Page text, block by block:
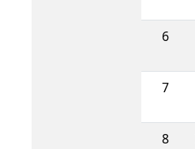
6
7
8